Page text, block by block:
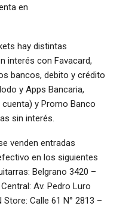
en
hay distintas
interés con Favacard,
bancos, debito y crédito
y Apps Bancaria,
y Promo Banco
sin interés.
venden entradas
en los siguientes
Belgrano 3420 –
Av. Pedro Luro
Calle 61 N° 2813 –